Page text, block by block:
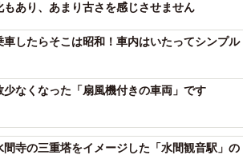
もあり、あまり古さを感じさせません
車したらそこは昭和！車内はいたってシンプル
少なくなった「扇風機付きの車両」です
間寺の三重塔をイメージした「水間観音駅」の